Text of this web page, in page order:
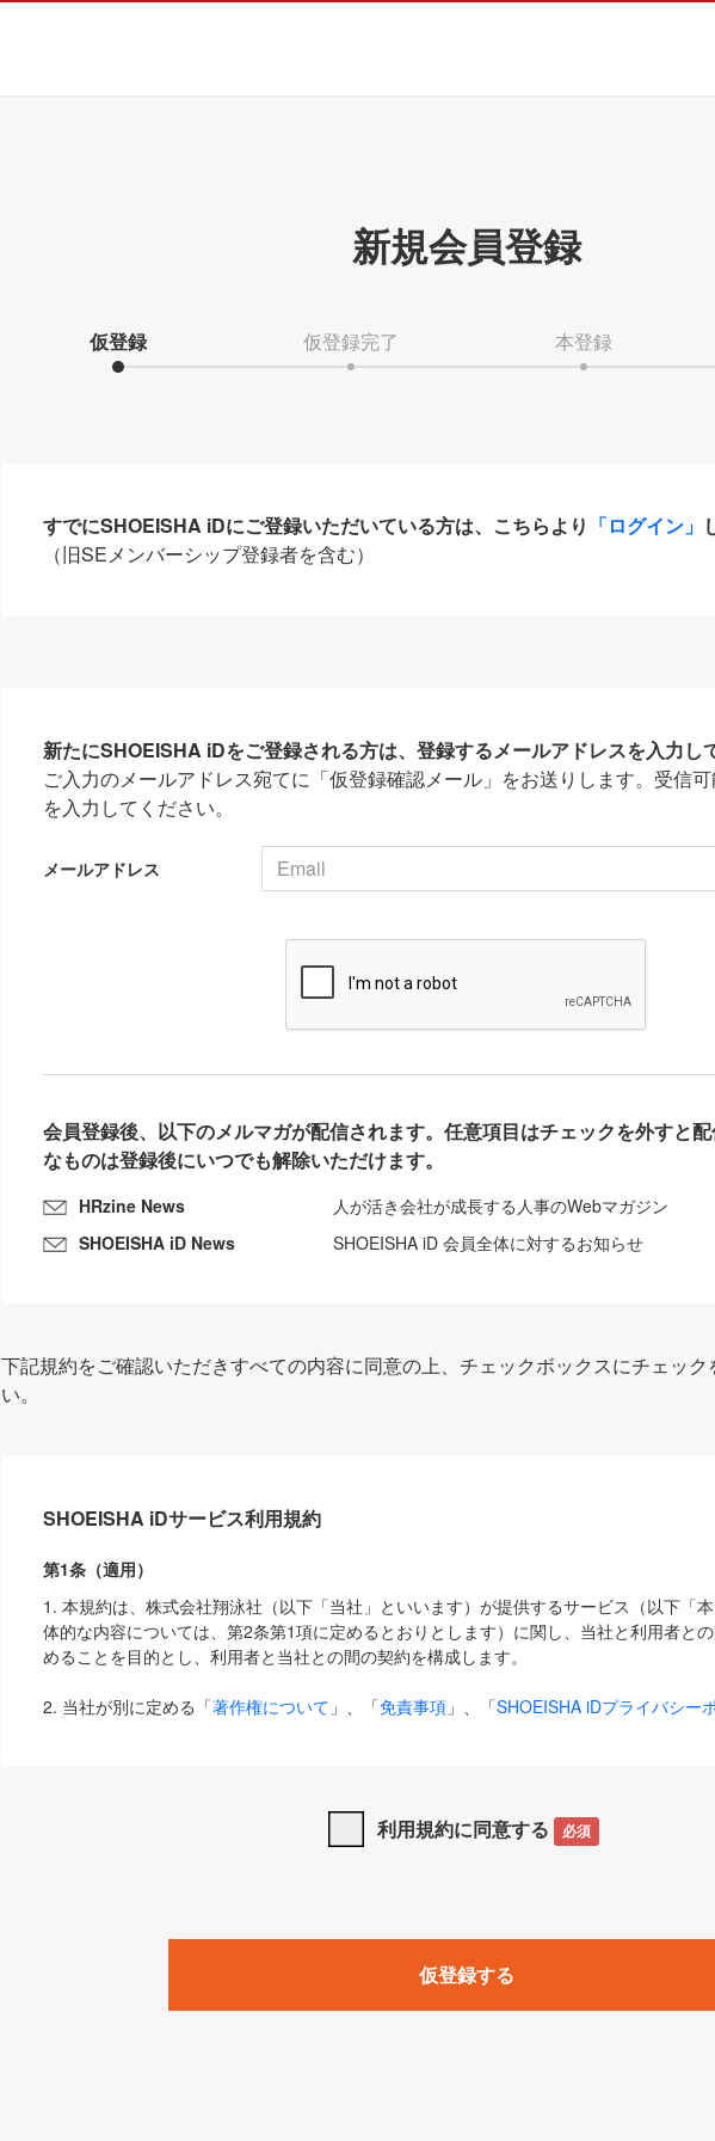
新規会員登録
仮登録 仮登録完了 本登録
すでにSHOEISHA iDにご登録いただいている方は、こちらより 「ログイン」
（旧SEメンバーシップ登録者を含む）
新たにSHOEISHA iDをご登録される方は、登録するメールアドレスを入力し
ご入力のメールアドレス宛てに「仮登録確認メール」をお送りします。受信
を入力してください。
メールアドレス
会員登録後、以下のメルマガが配信されます。任意項目はチェックを外すと
なものは登録後にいつでも解除いただけます。
HRzine News
人が活き会社が成長する人事のWebマガジン
SHOEISHA iD News
SHOEISHA iD 会員全体に対するお知らせ
下記規約をご確認いただきすべての内容に同意の上、チェックボックスにチェック
い。
SHOEISHA iDサービス利用規約
第1条（適用）
1. 本規約は、株式会社翔泳社（以下「当社」といいます）が提供するサービス（以下「
体的な内容については、第2条第1項に定めるとおりとします）に関し、当社と利用者と
めることを目的とし、利用者と当社との間の契約を構成します。
2. 当社が別に定める「著作権について 」、「免責事項 」、「SHOEISHA iDプライバシー
は、本規約の規定が優先して適用されるものとします。
1. 「本サービス」とは、当社が提供する以下のサービス（名称や内容が変更された場合、
みます）及びこれらサービスに関連して当社が実施するイベントやキャンペーンをいいま
「SEBook」「SEShop」「CodeZine」「MarkeZine」「EnterpriseZine」「ECzine」「
利用規約に同意する 必須
仮登録する